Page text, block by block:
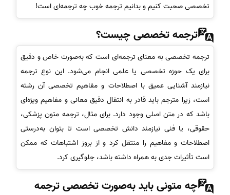
تخصصی صحبت کنیم و بدانیم ترجمه خوب چه ترجمه‌ای است!
ترجمه تخصصی چیست؟
ترجمه تخصصی به معنای ترجمه‌ای است که به‌صورت خاص و دقیق
برای یک حوزه تخصصی یا علمی انجام می‌شود. این نوع ترجمه
نیازمند آشنایی عمیق با اصطلاحات و مفاهیم تخصصی آن رشته
است، زیرا مترجم باید قادر به انتقال دقیق معانی و مفاهیم ویژه‌ای
باشد که در متن اصلی وجود دارد. برای مثال، ترجمه متون پزشکی،
حقوقی، یا فنی نیازمند دانش تخصصی است تا بتوان به‌درستی
اصطلاحات و مفاهیم را منتقل کرد و از بروز اشتباهات که ممکن
است تأثیرات جدی به همراه داشته باشد، جلوگیری کرد.
چه متونی باید به‌صورت تخصصی ترجمه